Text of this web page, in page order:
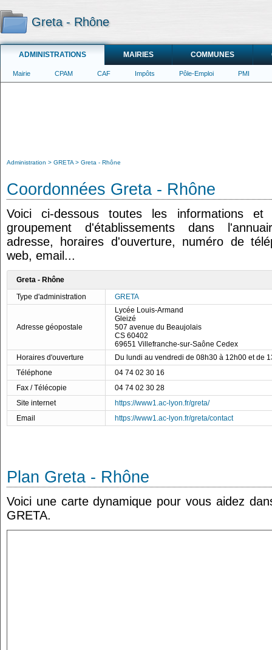
Greta - Rhône
ADMINISTRATIONS MAIRIES COMMUNES
Mairie CPAM CAF Impôts Pôle-Emploi PMI
Administration GRETA Greta - Rhône
Coordonnées Greta - Rhône
Voici ci-dessous toutes les informations et
groupement d'établissements dans
adresse, horaires d'ouverture, numéro de
web, email...
Greta - Rhône
Type d'administration
GRETA
Adresse géopostale
Lycée Louis-Armand
Gleizé
507 avenue du Beaujolais
CS 60402
69651 Villefranche-sur-Saône Cedex
Horaires d'ouverture
Du lundi au vendredi de 08h30 à 12h00 et de
Téléphone
04 74 02 30 16
Fax / Télécopie
04 74 02 30 28
Site internet
https://www1.ac-lyon.fr/greta/
Email
https://www1.ac-lyon.fr/greta/contact
Plan Greta - Rhône
Voici une carte dynamique pour vous aidez
GRETA.